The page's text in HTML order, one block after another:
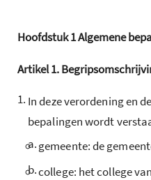
Hoofdstuk1Algemene
Artikel1.
1. In deze verordening en
bepalingen wordt
a.gemeente: de
b.college: het college